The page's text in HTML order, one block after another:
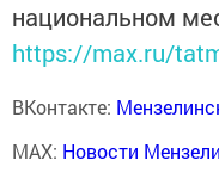
национальном
https://max.ru/
ВКонтакте:
MAX: Новости